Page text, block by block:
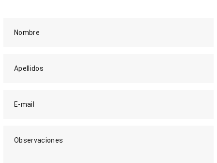
Nombre
Apellidos
E-mail
Observaciones